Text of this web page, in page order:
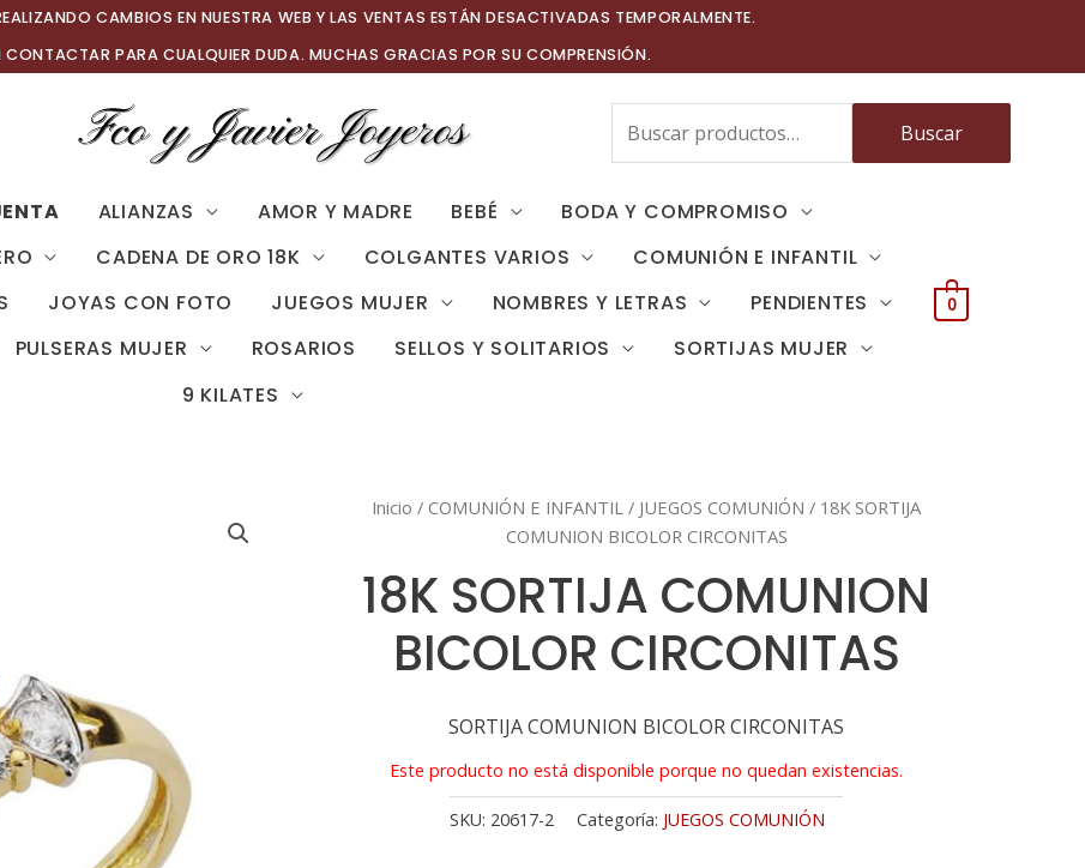
CAMBIOS EN NUESTRA WEB Y LAS VENTAS ESTÁN DESACTIVADAS TEMPORALMENTE.
CONTACTAR PARA CUALQUIER DUDA. MUCHAS GRACIAS POR SU COMPRENSIÓN.
Buscar
por:
Buscar
ALIANZAS AMOR Y MADRE BEBÉ
BODA Y COMPROMISO
CADENA DE ORO 18K COLGANTES VARIOS
COMUNIÓN E INFANTIL
JOYAS CON FOTO JUEGOS MUJER NOMBRES Y LETRAS
PENDIENTES
PULSERAS MUJER ROSARIOS SELLOS Y SOLITARIOS
SORTIJAS MUJER
9 KILATES
0
Inicio / COMUNIÓN E INFANTIL / JUEGOS COMUNIÓN / 18K SORTIJA
COMUNION BICOLOR CIRCONITAS
18K SORTIJA COMUNION
BICOLOR CIRCONITAS
SORTIJA COMUNION BICOLOR CIRCONITAS
Este producto no está disponible porque no quedan existencias.
SKU: 20617-2 Categoría: JUEGOS COMUNIÓN